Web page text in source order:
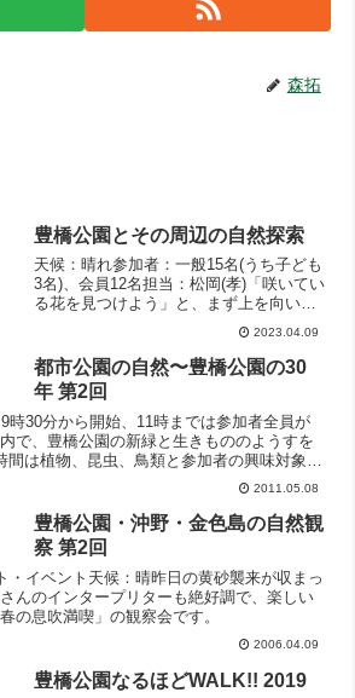
森拓
豊橋公園とその周辺の自然探索
天候：晴れ参加者：一般15名(うち子ども
3名)、会員12名担当：松岡(孝)「咲いてい
る花を見つけよう」と、まず上を向いて
イロハモミジ・イチョウ・モチノキ・ア
ラカシ・マツなどの木の花を見ました。
次に、木の下に生えている植物に目を向
け、十年ぐらい前から侵入してきている
外来種のメリケントキンソウとアフリカ
チゴアヤメを観察しました。最後に川沿
いの遊歩道と堀の付近で9...
2023.04.09
都市公園の自然〜豊橋公園の30
年 第2回
時30分から開始、11時までは参加者全員が
で、豊橋公園の新緑と生きもののようすを
は植物、昆虫、鳥類と参加者の興味対象に
ことにした。2011年5月8日のテキスト2011.05.08
豊橋公園・沖野・金色島の自然観
察 第2回
・イベント天候：晴昨日の黄砂襲来が収まっ
んのインタープリターも絶好調で、楽しい
の息吹満喫」の観察会です。
2006.04.09
豊橋公園なるほどWALK!! 2019